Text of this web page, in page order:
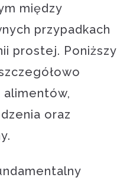
między
przypadkach
prostej. Poniższy
alimentów,
oraz